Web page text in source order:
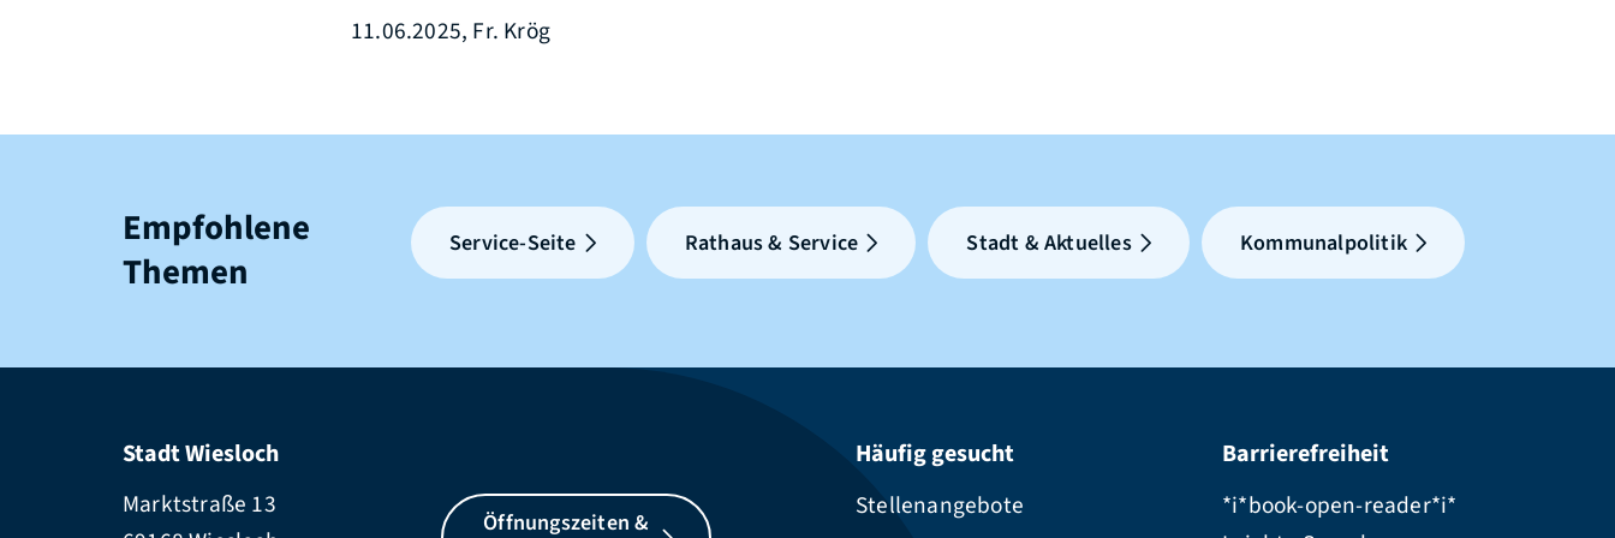
11.06.2025, Fr. Krög
Empfohlene
Themen
Service-Seite Rathaus & Service Stadt & Aktuelles Kommunalpolitik
Stadt Wiesloch
Marktstraße 13
Öffnungszeiten &
Häufig gesucht
Stellenangebote
Barrierefreiheit
*i*book-open-reader*i*